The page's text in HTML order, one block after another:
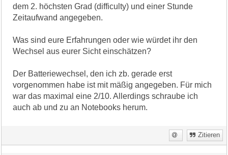
dem 2. höchsten Grad (difficulty) und einer Stunde
Zeitaufwand angegeben.
Was sind eure Erfahrungen oder wie würdet ihr den
Wechsel aus eurer Sicht einschätzen?
Der Batteriewechsel, den ich zb. gerade erst
vorgenommen habe ist mit mäßig angegeben. Für mich
war das maximal eine 2/10. Allerdings schraube ich
auch ab und zu an Notebooks herum.
Zitieren